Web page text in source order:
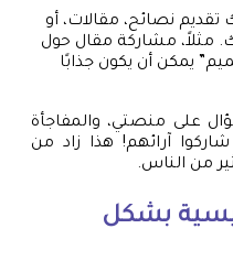
تقديم نصائح، مقالات، أو
مثلاً، مشاركة مقال حول
يمكن أن يكون جذابًا
على منصتي، والمفاجأة
آرائهم! هذا زاد من
من الناس.
بشكل